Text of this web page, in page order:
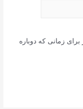
زمانی که دوباره